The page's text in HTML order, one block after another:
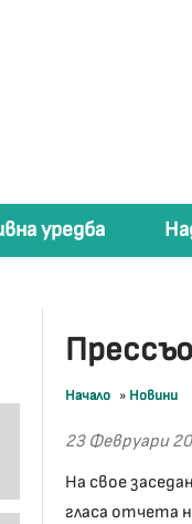
уредба
Начало » Новини
23 Февруари
На свое
гласа отчета